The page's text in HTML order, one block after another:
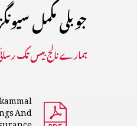
جوبلی مکمل
ہمارے نالج بیس تک
And